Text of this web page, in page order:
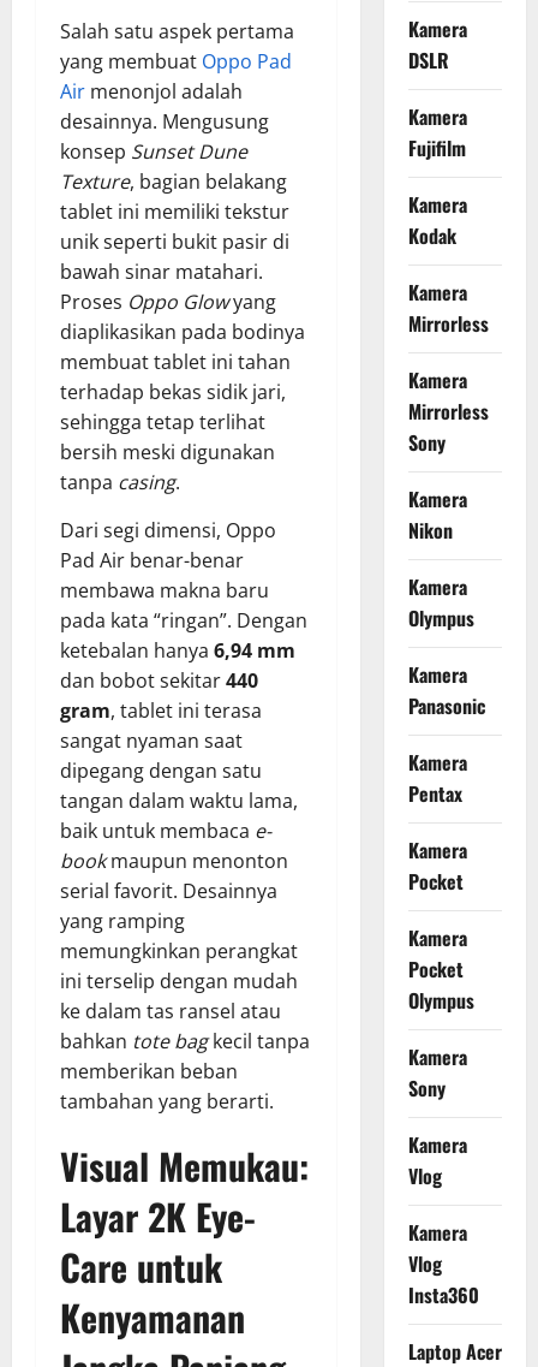
Salah satu aspek pertama
yang membuat Oppo Pad
Air menonjol adalah
desainnya. Mengusung
konsep Sunset Dune
Texture, bagian belakang
tablet ini memiliki tekstur
unik seperti bukit pasir di
bawah sinar matahari.
Proses Oppo Glowyang
diaplikasikan pada bodinya
membuat tablet ini tahan
terhadap bekas sidik jari,
sehingga tetap terlihat
bersih meski digunakan
tanpa casing.
Dari segi dimensi, Oppo
Pad Air benar-benar
membawa makna baru
pada kata “ringan”. Dengan
ketebalan hanya 6,94 mm
dan bobot sekitar440
gram, tablet ini terasa
sangat nyaman saat
dipegang dengan satu
tangan dalam waktu lama,
baik untuk membaca e-
bookmaupun menonton
serial favorit. Desainnya
yang ramping
memungkinkan perangkat
ini terselip dengan mudah
ke dalam tas ransel atau
bahkan tote bagkecil tanpa
memberikan beban
tambahan yang berarti.
Visual Memukau:
Layar 2K Eye-
Care untuk
Kenyamanan
Kamera
DSLR
Kamera
Fujifilm
Kamera
Kodak
Kamera
Mirrorless
Kamera
Mirrorless
Sony
Kamera
Nikon
Kamera
Olympus
Kamera
Panasonic
Kamera
Pentax
Kamera
Pocket
Kamera
Pocket
Olympus
Kamera
Sony
Kamera
Vlog
Kamera
Vlog
Insta360
Laptop Acer